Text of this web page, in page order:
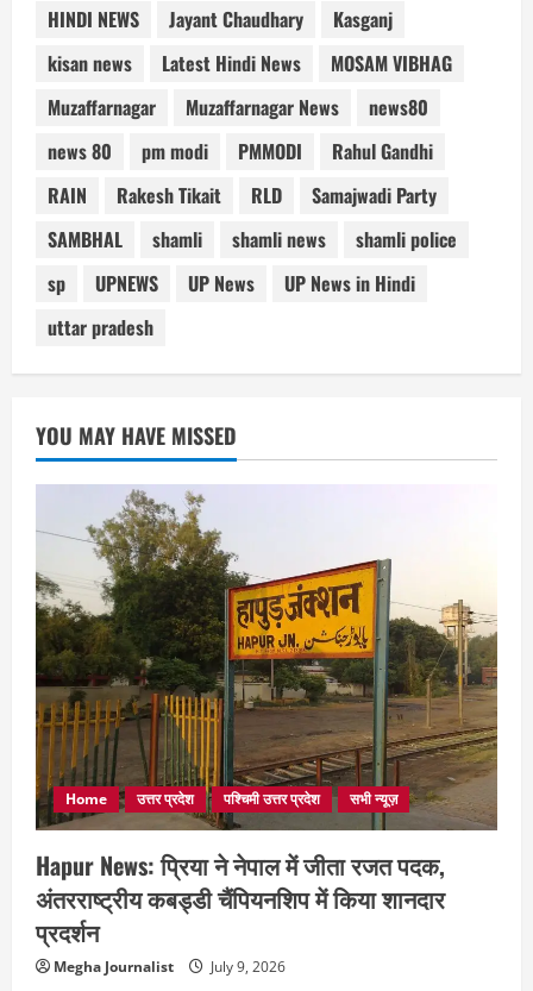
HINDI NEWS
Jayant Chaudhary
Kasganj
kisan news
Latest Hindi News
MOSAM VIBHAG
Muzaffarnagar
Muzaffarnagar News
news80
news 80
pm modi PMMODI
Rahul Gandhi
RAIN
Rakesh Tikait RLD
Samajwadi Party
SAMBHAL
shamli shamli news
shamli police
sp
UPNEWS UP News
UP News in Hindi
uttar pradesh
YOU MAY HAVE MISSED
Home उत्तर प्रदेश पश्चिमी उत्तर प्रदेश सभी न्यूज़
Hapur News: प्रिया ने नेपाल में जीता रजत पदक,
अंतरराष्ट्रीय कबड्डी चैंपियनशिप में किया शानदार
प्रदर्शन
Megha Journalist July 9, 2026